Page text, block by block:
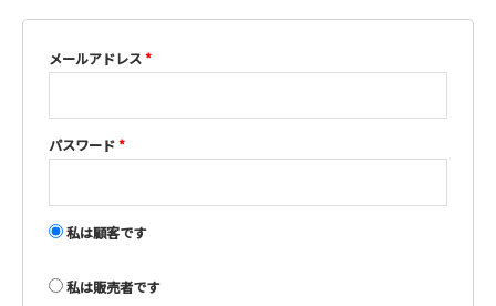
メールアドレス*
パスワード*
私は顧客です
私は販売者です